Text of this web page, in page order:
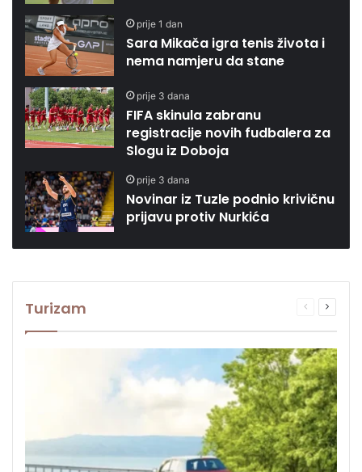
prije 1 dan
Sara Mikača igra tenis života i
nema namjeru da stane
prije 3 dana
FIFA skinula zabranu
registracije novih fudbalera za
Slogu iz Doboja
prije 3 dana
Novinar iz Tuzle podnio krivičnu
prijavu protiv Nurkića
Turizam
Prethodna